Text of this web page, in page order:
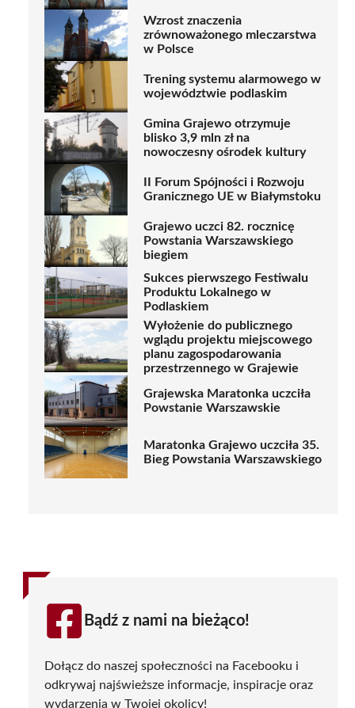
Wzrost znaczenia
zrównoważonego mleczarstwa
w Polsce
Trening systemu alarmowego w
województwie podlaskim
Gmina Grajewo otrzymuje
blisko 3,9 mln zł na
nowoczesny ośrodek kultury
II Forum Spójności i Rozwoju
Granicznego UE w Białymstoku
Grajewo uczci 82. rocznicę
Powstania Warszawskiego
biegiem
Sukces pierwszego Festiwalu
Produktu Lokalnego w
Podlaskiem
Wyłożenie do publicznego
wglądu projektu miejscowego
planu zagospodarowania
przestrzennego w Grajewie
Grajewska Maratonka uczciła
Powstanie Warszawskie
Maratonka Grajewo uczciła 35.
Bieg Powstania Warszawskiego
Bądź z nami na bieżąco!
Dołącz do naszej społeczności na Facebooku i
odkrywaj najświeższe informacje, inspiracje oraz
wydarzenia w Twojej okolicy!